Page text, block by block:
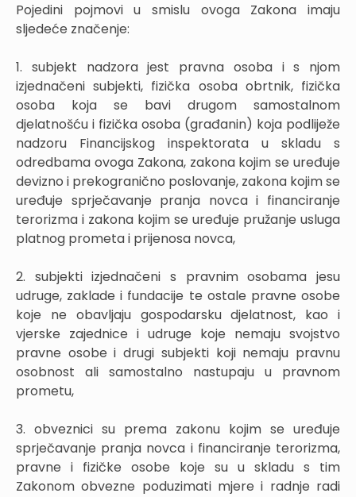
Pojedini pojmovi u smislu ovoga Zakona imaju
sljedeće značenje:
1. subjekt nadzora jest pravna osoba i s njom
izjednačeni subjekti, fizička osoba obrtnik, fizička
osoba koja se bavi drugom samostalnom
djelatnošću i fizička osoba (građanin) koja podliježe
nadzoru Financijskog inspektorata u skladu s
odredbama ovoga Zakona, zakona kojim se uređuje
devizno i prekogranično poslovanje, zakona kojim se
uređuje sprječavanje pranja novca i financiranje
terorizma i zakona kojim se uređuje pružanje usluga
platnog prometa i prijenosa novca,
2. subjekti izjednačeni s pravnim osobama jesu
udruge, zaklade i fundacije te ostale pravne osobe
koje ne obavljaju gospodarsku djelatnost, kao i
vjerske zajednice i udruge koje nemaju svojstvo
pravne osobe i drugi subjekti koji nemaju pravnu
osobnost ali samostalno nastupaju u pravnom
prometu,
3. obveznici su prema zakonu kojim se uređuje
sprječavanje pranja novca i financiranje terorizma,
pravne i fizičke osobe koje su u skladu s tim
Zakonom obvezne poduzimati mjere i radnje radi